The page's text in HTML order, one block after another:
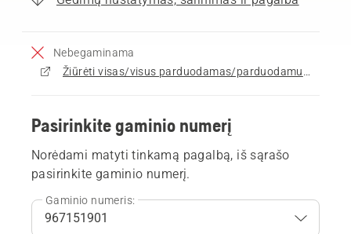
Nebegaminama
Žiūrėti visas/visus parduodamas/parduodamus Raideriai
Pasirinkite gaminio numerį
Norėdami matyti tinkamą pagalbą, iš sąrašo
pasirinkite gaminio numerį.
Gaminio numeris: